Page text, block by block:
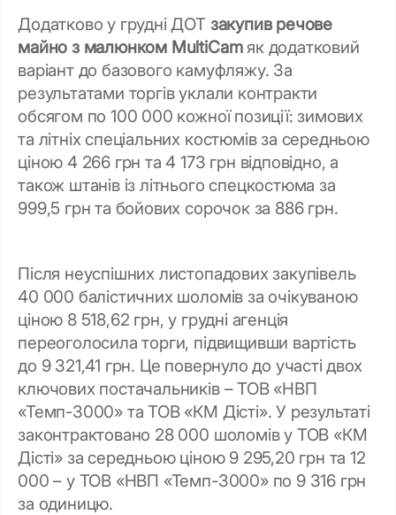
Додатково у грудні ДОТ закупив речове
майно з малюнком MultiCamяк додатковий
варіант до базового камуфляжу. За
результатами торгів уклали контракти
обсягом по 100 000 кожної позиції: зимових
та літніх спеціальних костюмів за середньою
ціною 4 266 грн та 4 173 грн відповідно, а
також штанів із літнього спецкостюма за
999,5 грн та бойових сорочок за 886 грн.
Після неуспішних листопадових закупівель
40 000 балістичних шоломів за очікуваною
ціною 8 518,62 грн, у грудні агенція
переоголосила торги, підвищивши вартість
до 9 321,41 грн. Це повернуло до участі двох
ключових постачальників – ТОВ «НВП
«Темп-3000» та ТОВ «КМ Дісті». У результаті
законтрактовано 28 000 шоломів у ТОВ «КМ
Дісті» за середньою ціною 9 295,20 грн та 12
000 – у ТОВ «НВП «Темп-3000» по 9 316 грн
за одиницю.